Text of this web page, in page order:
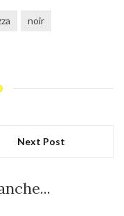
noir
Next Post